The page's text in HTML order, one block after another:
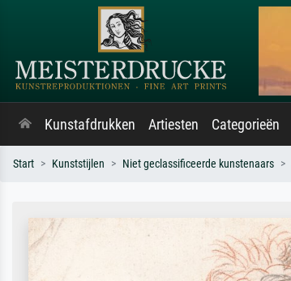
Kunstafdrukken Artiesten Categorieën
Start Kunststijlen Niet geclassificeerde kunstenaars